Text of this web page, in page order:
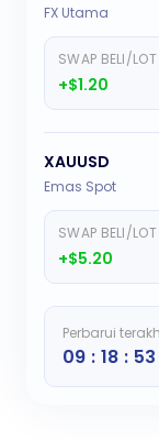
FX Utama
SWAP BELI/LOT
+$1.20
XAUUSD
Emas Spot
SWAP BELI/LOT
+$5.20
Perbarui
09 : 18 :